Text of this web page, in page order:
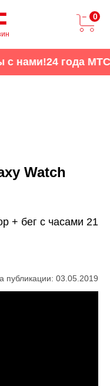
0
24 года МТС
Watch
+ бег с часами 21
публикации: 03.05.2019